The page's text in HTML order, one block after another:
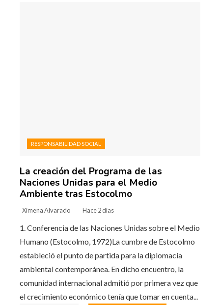
RESPONSABILIDAD SOCIAL
La creación del Programa de las
Naciones Unidas para el Medio
Ambiente tras Estocolmo
Ximena Alvarado Hace 2 días
1. Conferencia de las Naciones Unidas sobre el Medio
Humano (Estocolmo, 1972)La cumbre de Estocolmo
estableció el punto de partida para la diplomacia
ambiental contemporánea. En dicho encuentro, la
comunidad internacional admitió por primera vez que
el crecimiento económico tenía que tomar en cuenta...